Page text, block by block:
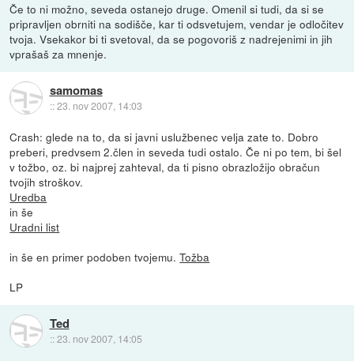
Če to ni možno, seveda ostanejo druge. Omenil si tudi, da si se
pripravljen obrniti na sodišče, kar ti odsvetujem, vendar je odločitev
tvoja. Vsekakor bi ti svetoval, da se pogovoriš z nadrejenimi in jih
vprašaš za mnenje.
samomas
::23. nov 2007, 14:03
Crash: glede na to, da si javni uslužbenec velja zate to. Dobro
preberi, predvsem 2.člen in seveda tudi ostalo. Če ni po tem, bi šel
v tožbo, oz. bi najprej zahteval, da ti pisno obrazložijo obračun
tvojih stroškov.
Uredba
in še
Uradni list
in še en primer podoben tvojemu.Tožba
LP
Ted
::23. nov 2007, 14:05